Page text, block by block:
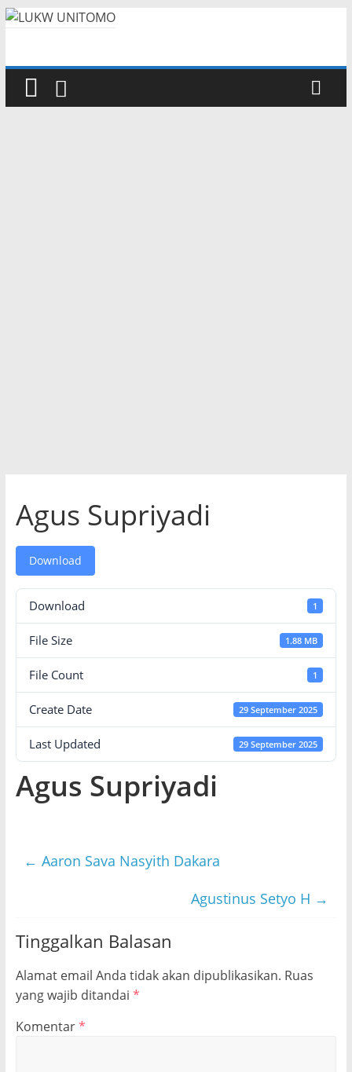
Agus Supriyadi
Download
Download 1
File Size 1.88 MB
File Count 1
Create Date 29 September 2025
Last Updated 29 September 2025
Agus Supriyadi
← Aaron Sava Nasyith Dakara
Agustinus Setyo H →
Tinggalkan Balasan
Alamat email Anda tidak akan dipublikasikan. Ruas
yang wajib ditandai *
Komentar*